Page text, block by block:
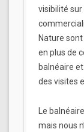
visibilité sur
Nature
en plus de
balnéaire
des visites
Le
mais nous